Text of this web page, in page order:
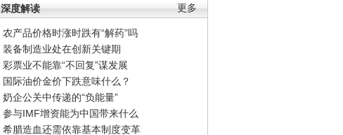
更多
深度解读
农产品价格时涨时跌有“解药”吗
装备制造业处在创新关键期
彩票业不能靠“不回复”谋发展
国际油价金价下跌意味什么？
奶企公关中传递的“负能量”
参与IMF增资能为中国带来什么
希腊造血还需依靠基本制度变革